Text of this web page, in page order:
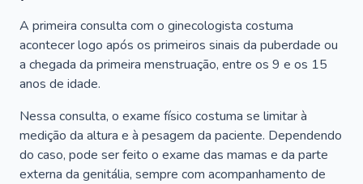
A primeira consulta com o ginecologista costuma
acontecer logo após os primeiros sinais da puberdade ou
a chegada da primeira menstruação, entre os 9 e os 15
anos de idade.
Nessa consulta, o exame físico costuma se limitar à
medição da altura e à pesagem da paciente. Dependendo
do caso, pode ser feito o exame das mamas e da parte
externa da genitália, sempre com acompanhamento de